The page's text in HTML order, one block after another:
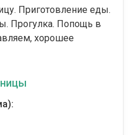
Приготовление еды.
Прогулка. Попощь в
хорошее